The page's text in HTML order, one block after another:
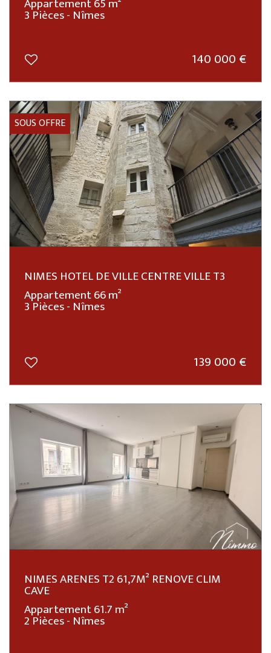
3 Pièces - Nîmes
140 000 €
SOUS OFFRE
NIMES HOTEL DE VILLE CENTRE VILLE T3
Appartement 66 m²
3 Pièces - Nîmes
139 000 €
NIMES ARENES T2 61,7M² RENOVE CLIM
CAVE
Appartement 61.7 m²
2 Pièces - Nîmes